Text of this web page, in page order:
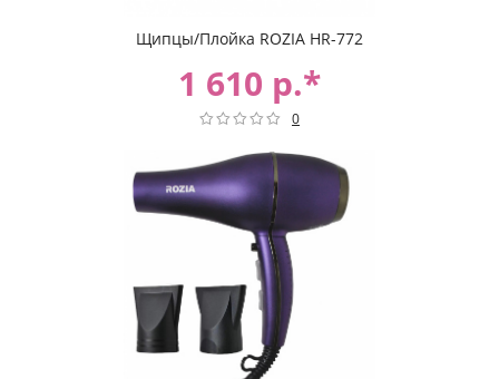
Щипцы/Плойка ROZIA HR-772
1 610 р.*
0